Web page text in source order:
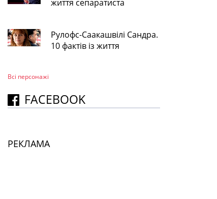
життя сепаратиста
Рулофс-Саакашвілі Сандра.
10 фактів із життя
Всі персонажi
FACEBOOK
РЕКЛАМА